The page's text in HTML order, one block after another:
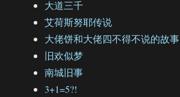
大道三千
艾荷斯努耶传说
大佬饼和大佬四不得不说的故事
旧欢似梦
南城旧事
3+1=5?!